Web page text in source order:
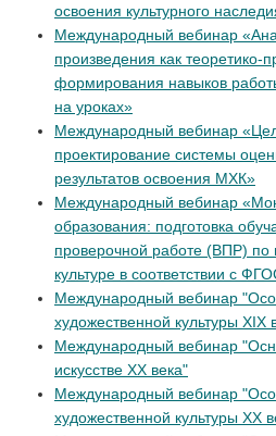
освоения культурного
Международный вебинар
произведения как теоретико-
формирования навыков
на уроках»
Международный вебинар
проектирование системы
результатов освоения МХК»
Международный вебинар
образования: подготовка
проверочной работе (ВПР) по
культуре в соответствии с
Международный вебинар
художественной культуры XIX
Международный вебинар
искусстве XX века"
Международный вебинар
художественной культуры XX